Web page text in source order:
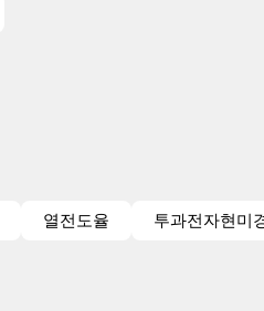
열전도율 투과전자현미